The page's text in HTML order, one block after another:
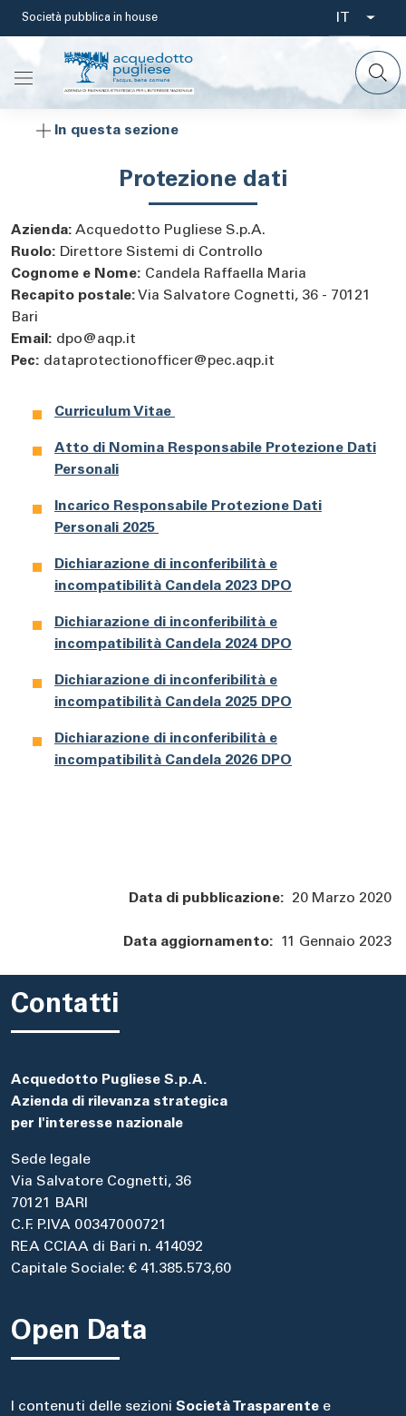
Salta
contenuto
principale
Società pubblica in house
Select
your
IT
In questa sezione
Protezione dati
Azienda: Acquedotto Pugliese S.p.A.
Ruolo: Direttore Sistemi di Controllo
Cognome e Nome: Candela Raffaella Maria
Recapito postale:Via Salvatore Cognetti, 36 - 70121
Bari
Email: dpo@aqp.it
Pec: dataprotectionofficer@pec.aqp.it
Curriculum Vitae
Atto di Nomina Responsabile Protezione Dati
Personali
Incarico Responsabile Protezione Dati
Personali 2025
Dichiarazione di inconferibilità e
incompatibilità Candela 2023 DPO
Dichiarazione di inconferibilità e
incompatibilità Candela 2024 DPO
Dichiarazione di inconferibilità e
incompatibilità Candela 2025 DPO
Dichiarazione di inconferibilità e
incompatibilità Candela 2026 DPO
Data di pubblicazione: 20 Marzo 2020
Data aggiornamento: 11 Gennaio 2023
Contatti
Acquedotto Pugliese S.p.A.
Azienda di rilevanza strategica
per l'interesse nazionale
Sede legale
Via Salvatore Cognetti, 36
70121 BARI
C.F. P.IVA 00347000721
REA CCIAA di Bari n. 414092
Capitale Sociale: € 41.385.573,60
Open Data
I contenuti delle sezioni Società Trasparente e